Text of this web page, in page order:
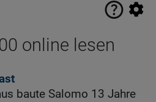
online lesen
baute Salomo 13 Jahre